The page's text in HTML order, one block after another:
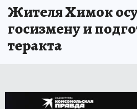
Жителя Химок
госизмену и
теракта